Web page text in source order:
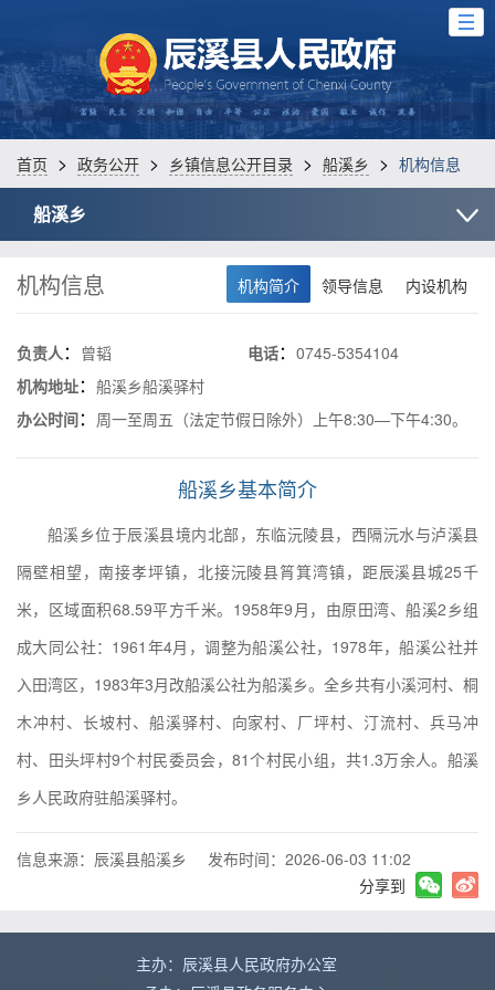
首页 > 政务公开 > 乡镇信息公开目录 > 船溪乡 > 机构信息
船溪乡
机构信息 机构简介 领导信息 内设机构
负责人 ： 曾韬 电话： 0745-5354104
机构地址： 船溪乡船溪驿村
办公时间： 周一至周五（法定节假日除外）上午8:30—下午4:30。
船溪乡基本简介
船溪乡位于辰溪县境内北部，东临沅陵县，西隔沅水与泸溪县
隔壁相望，南接孝坪镇，北接沅陵县筲箕湾镇，距辰溪县城25千
米，区域面积68.59平方千米。1958年9月，由原田湾、船溪2乡组
成大同公社：1961年4月，调整为船溪公社，1978年，船溪公社并
入田湾区，1983年3月改船溪公社为船溪乡。全乡共有小溪河村、桐
木冲村、长坡村、船溪驿村、向家村、厂坪村、汀流村、兵马冲
村、田头坪村9个村民委员会，81个村民小组，共1.3万余人。船溪
乡人民政府驻船溪驿村。
信息来源：辰溪县船溪乡
发布时间：2026-06-03 11:02
分享到
主办：辰溪县人民政府办公室